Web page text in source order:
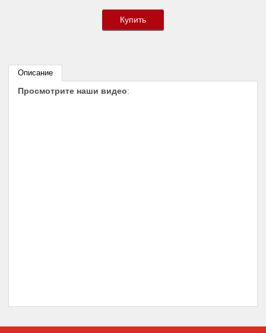
Купить
Описание
Просмотрите наши видео: